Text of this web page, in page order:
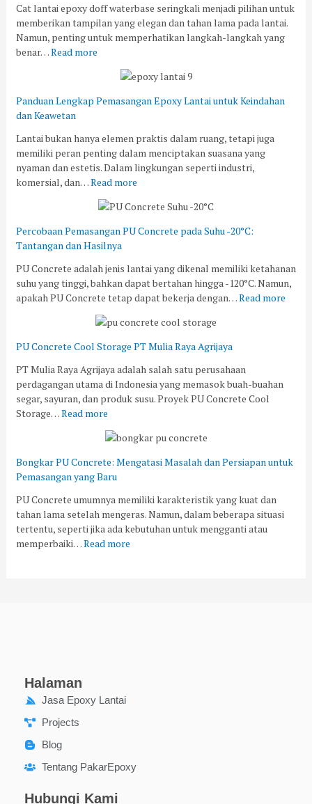
Cat lantai epoxy doff waterbase seringkali menjadi pilihan untuk
memberikan tampilan yang elegan dan tahan lama pada lantai.
Namun, penting untuk memperhatikan langkah-langkah yang
benar…Read more
Panduan Lengkap Pemasangan Epoxy Lantai untuk Keindahan
dan Keawetan
Lantai bukan hanya elemen praktis dalam ruang, tetapi juga
memiliki peran penting dalam menciptakan suasana yang
nyaman dan estetis. Dalam lingkungan seperti industri,
komersial, dan…Read more
Percobaan Pemasangan PU Concrete pada Suhu -20°C:
Tantangan dan Hasilnya
PU Concrete adalah jenis lantai yang dikenal memiliki ketahanan
suhu yang tinggi, bahkan dapat bertahan hingga -120°C. Namun,
apakah PU Concrete tetap dapat bekerja dengan…Read more
PU Concrete Cool Storage PT Mulia Raya Agrijaya
PT Mulia Raya Agrijaya adalah salah satu perusahaan
perdagangan utama di Indonesia yang memasok buah-buahan
segar, sayuran, dan produk susu. Proyek PU Concrete Cool
Storage…Read more
Bongkar PU Concrete: Mengatasi Masalah dan Persiapan untuk
Pemasangan yang Baru
PU Concrete umumnya memiliki karakteristik yang kuat dan
tahan lama setelah mengeras. Namun, dalam beberapa situasi
tertentu, seperti jika ada kebutuhan untuk mengganti atau
memperbaiki…Read more
Halaman
Jasa Epoxy Lantai
Projects
Blog
Tentang PakarEpoxy
Hubungi Kami